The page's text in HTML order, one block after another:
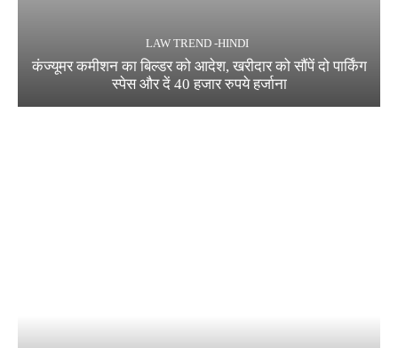
LAW TREND -HINDI
कंज्यूमर कमीशन का बिल्डर को आदेश, खरीदार को सौंपें दो पार्किंग
स्पेस और दें 40 हजार रुपये हर्जाना